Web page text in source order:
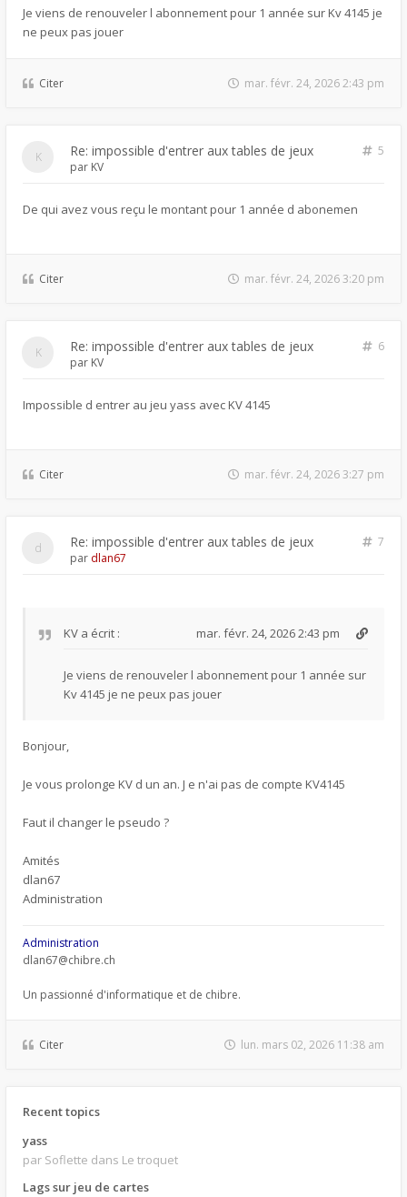
Je viens de renouveler l abonnement pour 1 année sur Kv 4145 je
ne peux pas jouer
Citer mar. févr. 24, 2026 2:43 pm
Re: impossible d'entrer aux tables de jeux
5
par KV
De qui avez vous reçu le montant pour 1 année d abonemen
Citer mar. févr. 24, 2026 3:20 pm
Re: impossible d'entrer aux tables de jeux
6
par KV
Impossible d entrer au jeu yass avec KV 4145
Citer mar. févr. 24, 2026 3:27 pm
Re: impossible d'entrer aux tables de jeux
7
par dlan67
KV a écrit : mar. févr. 24, 2026 2:43 pm
Je viens de renouveler l abonnement pour 1 année sur
Kv 4145 je ne peux pas jouer
Bonjour,
Je vous prolonge KV d un an. J e n'ai pas de compte KV4145
Faut il changer le pseudo ?
Amités
dlan67
Administration
Administration
dlan67@chibre.ch
Un passionné d'informatique et de chibre.
Citer lun. mars 02, 2026 11:38 am
Recent topics
yass
par Soflette dans Le troquet
Lags sur jeu de cartes